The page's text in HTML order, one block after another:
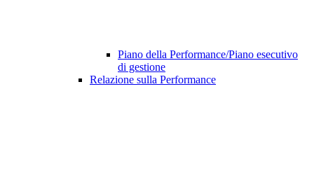
Piano della Performance/Piano esecutivo
di gestione
Relazione sulla Performance